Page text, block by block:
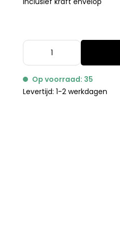
Op voorraad: 35
Levertijd: 1-2 werkdagen